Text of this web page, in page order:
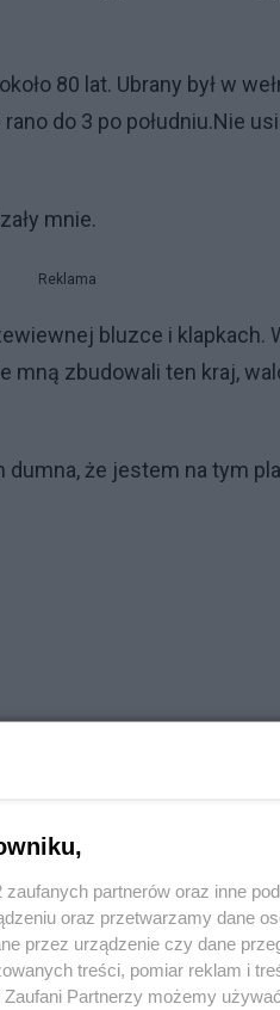
80 lat. Ubrany był w
do 3 po południu.Nie
mnie.
Reklama
bluzce i klapkach.
mną zbudowali ten kraj,
dumna, że jestem na tym
zaufanych partnerów oraz inne
oraz przetwarzamy dane
przez urządzenie czy dane
treści, pomiar reklam i
Partnerzy możemy